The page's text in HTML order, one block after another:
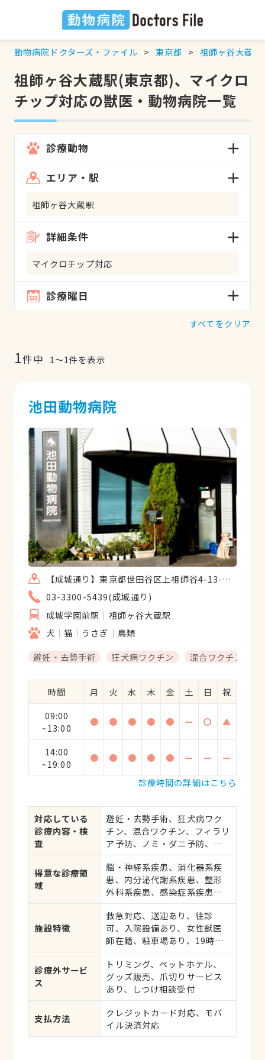
動物病院ドクターズ・ファイル 東京都 祖師ヶ谷大蔵駅
祖師ヶ谷大蔵駅(東京都)、マイクロ
チップ対応の獣医・動物病院一覧
診療動物
エリア・駅
祖師ヶ谷大蔵駅
詳細条件
マイクロチップ対応
診療曜日
すべてをクリア
1件中 1〜1件を表示
池田動物病院
【成城通り】東京都世田谷区上祖師谷4-13-2【祖師谷通り】東京都世田谷区祖師谷4-25-19 2F
03-3300-5439(成城通り)
成城学園前駅
祖師ヶ谷大蔵駅
犬
猫 うさぎ
鳥類
避妊・去勢手術
狂犬病ワクチン 混合ワクチン
時間 月 火 水 木 金 土 日
祝
09:00
~13:00
● ● ● ● ● ー 〇 ▲
14:00
~19:00
● ● ● ● ● ー ー
ー
診療時間の詳細はこちら
対応している
診療内容・検
査
避妊・去勢手術、狂犬病ワク
チン、混合ワクチン、フィラリ
ア予防、ノミ・ダニ予防、マ
断、各種検査、外科手術
得意な診療領
域
脳・神経系疾患、消化器系疾
患、内分泌代謝系疾患、整形
外科系疾患、感染症系疾患、
肝・胆・すい臓系疾患、血
液・免疫系疾患、耳系疾患、
寄生虫、皮膚系疾患、呼吸器
筋肉系疾患、生殖器系疾患、
腫瘍・がん、アレルギー、歯
と口腔系疾患、けが・その他
施設特徴
救急対応、送迎あり、往診
可、入院設備あり、女性獣医
師在籍、駐車場あり、19時以
曜診療、祝日診療、英語対応
可
診療外サービ
ス
トリミング、ペットホテル、
グッズ販売、爪切りサービス
あり、しつけ相談受付
支払方法
クレジットカード対応、モバ
イル決済対応